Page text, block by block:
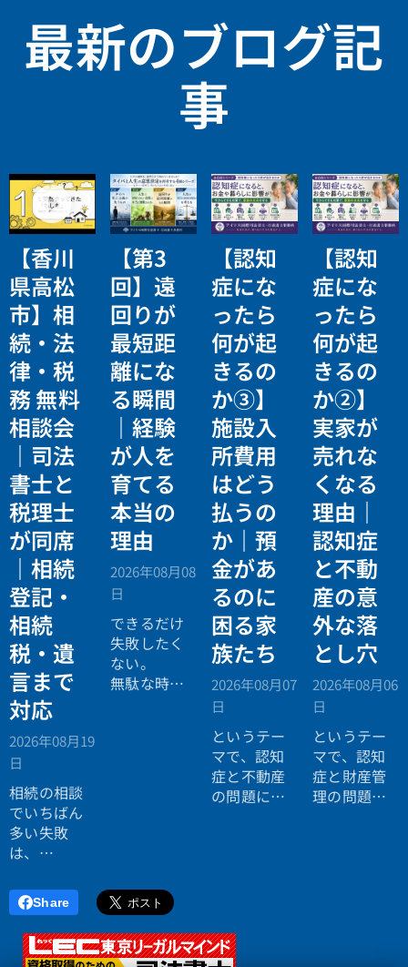
最新のブログ記
事
【香川
県高松
市】相
続・法
律・税
務 無料
相談会
｜司法
書士と
税理士
が同席
｜相続
登記・
相続
税・遺
言まで
対応
2026年08月19
日
相続の相談
でいちばん
多い失敗
は、
行ったら登
記の話がで
きず、司法
書士に行っ
【第3
回】遠
回りが
最短距
離にな
る瞬間
｜経験
が人を
育てる
本当の
理由
2026年08月08
日
できるだけ
失敗したく
ない。
無駄な時間
【認知
症にな
ったら
何が起
きるの
か③】
施設入
所費用
はどう
払うの
か｜預
金があ
るのに
困る家
族たち
2026年08月07
日
というテー
マで、認知
症と不動産
の問題につ
【認知
症にな
ったら
何が起
きるの
か②】
実家が
売れな
くなる
理由｜
認知症
と不動
産の意
外な落
とし穴
2026年08月06
日
というテー
マで、認知
症と財産管
理の問題に
Share